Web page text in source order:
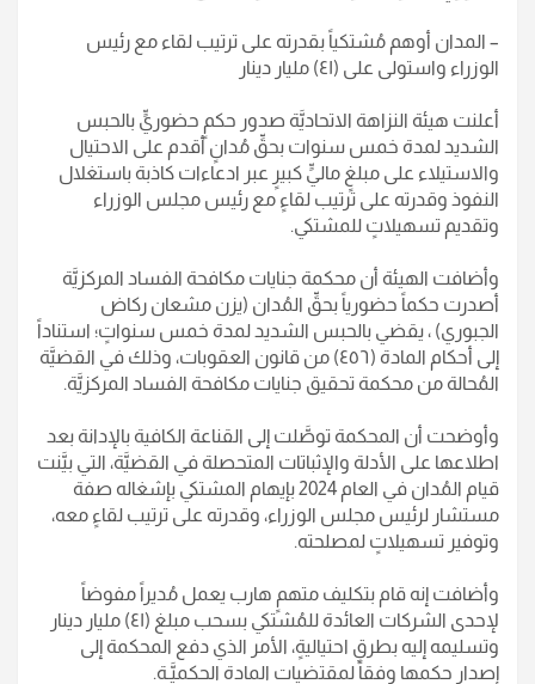
– المدان أوهم مُشتكياً بقدرته على ترتيب لقاء مع رئيس
الوزراء واستولى على (٤١) مليار دينار
أعلنت هيئة النزاهة الاتحاديَّة صدور حكمٍ حضوريٍّ بالحبس
الشديد لمدة خمس سنوات بحقِّ مُدانٍ أقدم على الاحتيال
والاستيلاء على مبلغٍ ماليٍّ كبيرٍ عبر ادعاءات كاذبة باستغلال
النفوذ وقدرته على ترتيب لقاءٍ مع رئيس مجلس الوزراء
وتقديم تسهيلاتٍ للمشتكي.
وأضافت الهيئة أن محكمة جنايات مكافحة الفساد المركزيَّة
أصدرت حكماً حضورياً بحقِّ المُدان (يزن مشعان ركاض
الجبوري) ، يقضي بالحبس الشديد لمدة خمس سنواتٍ؛ استناداً
إلى أحكام المادة (٤٥٦) من قانون العقوبات، وذلك في القضيَّة
المُحالة من محكمة تحقيق جنايات مكافحة الفساد المركزيَّة.
وأوضحت أن المحكمة توصَّلت إلى القناعة الكافية بالإدانة بعد
اطلاعها على الأدلة والإثباتات المتحصلة في القضيَّة، التي بيَّنت
قيام المُدان في العام 2024 بإيهام المشتكي بإشغاله صفة
مستشار لرئيس مجلس الوزراء، وقدرته على ترتيب لقاءٍ معه،
وتوفير تسهيلاتٍ لمصلحته.
وأضافت إنه قام بتكليف متهمٍ هارب يعمل مُديراً مفوضاً
لإحدى الشركات العائدة للمُشتكي بسحب مبلغ (٤١) مليار دينار
وتسليمه إليه بطرقٍ احتياليةٍ، الأمر الذي دفع المحكمة إلى
إصدار حكمها وفقاً لمقتضيات المادة الحكميَّـة.